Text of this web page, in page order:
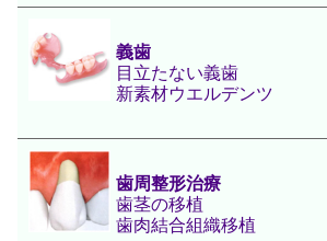
義歯
目立たない義歯
新素材ウエルデンツ
歯周整形治療
歯茎の移植
歯肉結合組織移植